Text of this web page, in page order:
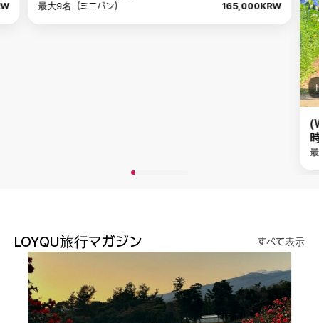
最大9名（ミニバン） 165,000KRW
LOYQU旅行マガジン すべて表示